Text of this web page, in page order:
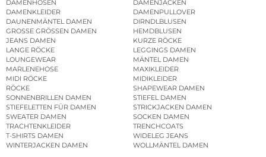
DAMENHOSEN
DAMENJACKEN
DAMENKLEIDER
DAMENPULLOVER
DAUNENMÄNTEL DAMEN
DIRNDLBLUSEN
GROSSE GRÖSSEN DAMEN
HEMDBLUSEN
JEANS DAMEN
KURZE RÖCKE
LANGE RÖCKE
LEGGINGS DAMEN
LOUNGEWEAR
MÄNTEL DAMEN
MARLENEHOSE
MAXIKLEIDER
MIDI RÖCKE
MIDIKLEIDER
RÖCKE
SHAPEWEAR DAMEN
SONNENBRILLEN DAMEN
STIEFEL DAMEN
STIEFELETTEN FÜR DAMEN
STRICKJACKEN DAMEN
SWEATER DAMEN
SOCKEN DAMEN
TRACHTENKLEIDER
TRENCHCOATS
T-SHIRTS DAMEN
WIDELEG JEANS
WINTERJACKEN DAMEN
WOLLMÄNTEL DAMEN